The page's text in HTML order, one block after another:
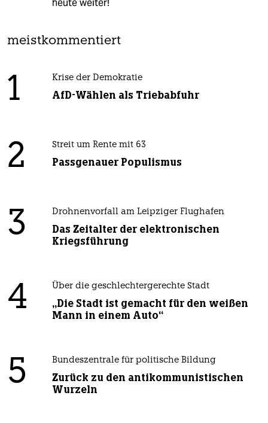
heute weiter!
meistkommentiert
1 Krise der Demokratie
AfD-Wählen als Triebabfuhr
2 Streit um Rente mit 63
Passgenauer Populismus
3 Drohnenvorfall am Leipziger Flughafen
Das Zeitalter der elektronischen
Kriegsführung
4 Über die geschlechtergerechte Stadt
„Die Stadt ist gemacht für den weißen
Mann in einem Auto“
5 Bundeszentrale für politische Bildung
Zurück zu den antikommunistischen
Wurzeln